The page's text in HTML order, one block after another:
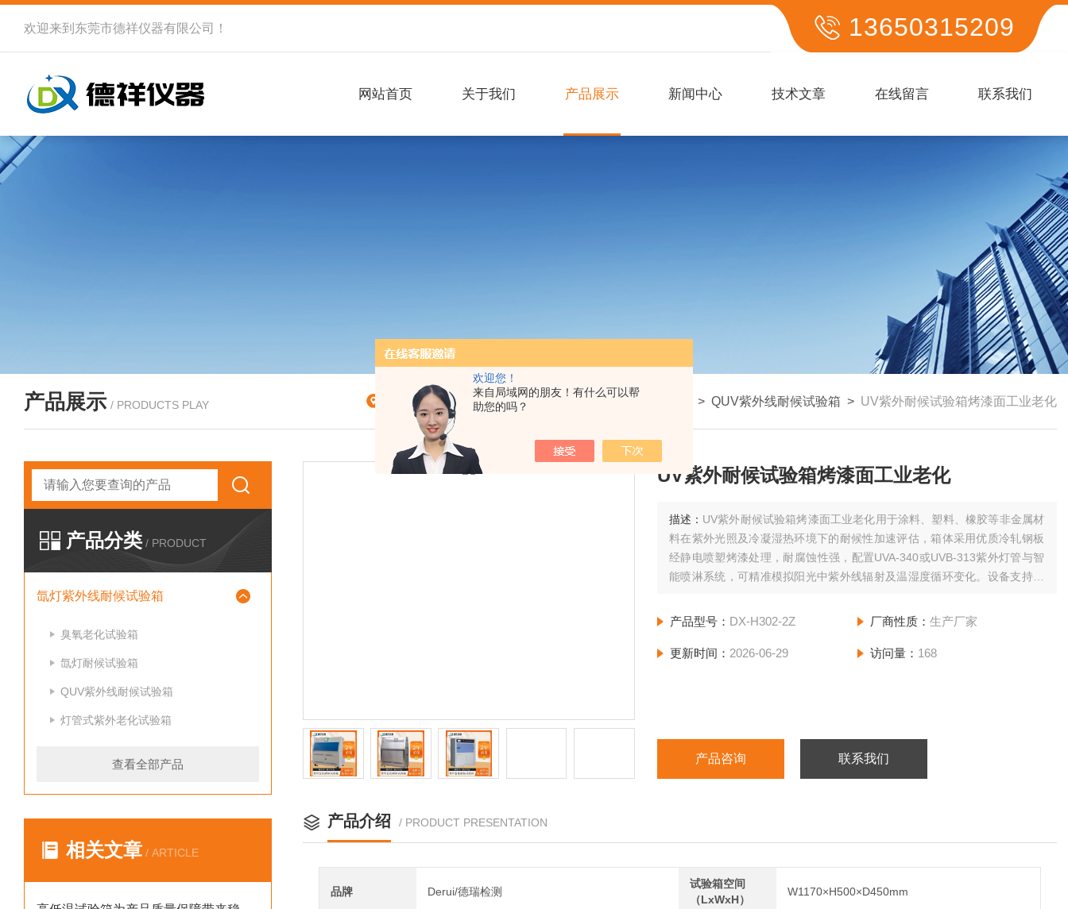
欢迎您！
来自局域网的朋友！有什么可以帮
助您的吗？
欢迎来到 东莞市德祥仪器有限公司 ！ 13650315209
网站首页 关于我们 产品展示 新闻中心 技术文章 在线留言 联系我们
产品展示 / PRODUCTS PLAY 我的位置： 首页>产品展示> 氙灯紫外线耐候试验箱 > QUV紫外线耐候试验箱 > UV紫外耐候试验箱烤漆面工业老化
产品分类 / PRODUCT
氙灯紫外线耐候试验箱
臭氧老化试验箱
氙灯耐候试验箱
QUV紫外线耐候试验箱
灯管式紫外老化试验箱
查看全部产品
相关文章 / ARTICLE
UV紫外耐候试验箱烤漆面工业老化
描述： UV紫外耐候试验箱烤漆面工业老化用于涂料、塑料、橡胶等非金属材
料在紫外光照及冷凝湿热环境下的耐候性加速评估，箱体采用优质冷轧钢板
经静电喷塑烤漆处理，耐腐蚀性强，配置UVA-340或UVB-313紫外灯管与智
能喷淋系统，可精准模拟阳光中紫外线辐射及温湿度循环变化。设备支持辐
选。
产品型号： DX-H302-2Z 厂商性质： 生产厂家
更新时间： 2026-06-29 访问量： 168
产品咨询 联系我们
产品介绍 / PRODUCT PRESENTATION
品牌 Derui/德瑞检测
试验箱空间
（LxWxH）
W1170×H500×D450mm